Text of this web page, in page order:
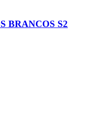
BRANCOS S2